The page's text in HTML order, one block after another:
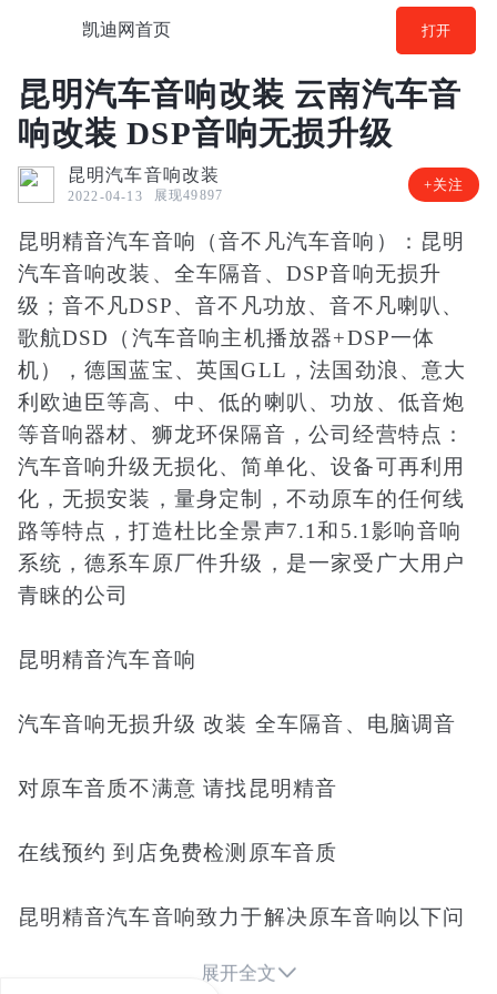
凯迪网首页 打开
昆明汽车音响改装 云南汽车音
响改装 DSP音响无损升级
昆明汽车音响改装
2022-04-13 展现49897
+关注
昆明精音汽车音响（音不凡汽车音响）：昆明
汽车音响改装、全车隔音、DSP音响无损升
级；音不凡DSP、音不凡功放、音不凡喇叭、
歌航DSD（汽车音响主机播放器+DSP一体
机），德国蓝宝、英国GLL，法国劲浪、意大
利欧迪臣等高、中、低的喇叭、功放、低音炮
等音响器材、狮龙环保隔音，公司经营特点：
汽车音响升级无损化、简单化、设备可再利用
化，无损安装，量身定制，不动原车的任何线
路等特点，打造杜比全景声7.1和5.1影响音响
系统，德系车原厂件升级，是一家受广大用户
青睐的公司
昆明精音汽车音响
汽车音响无损升级 改装 全车隔音、电脑调音
对原车音质不满意 请找昆明精音
在线预约 到店免费检测原车音质
昆明精音汽车音响致力于解决原车音响以下问
展开全文